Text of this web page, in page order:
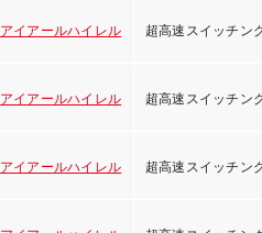
アイアールハイレル 超高速スイッチン
アイアールハイレル 超高速スイッチン
アイアールハイレル 超高速スイッチン